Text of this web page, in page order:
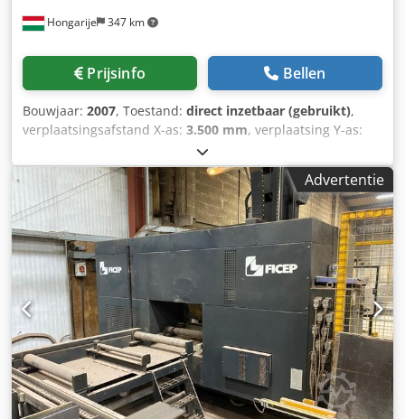
Hongarije 347 km
Prijsinfo Bellen
Bouwjaar: 2007, Toestand: direct inzetbaar (gebruikt),
verplaatsingsafstand X-as: 3.500 mm, verplaatsing Y-as:
, verplaatsingsafstand Z-as:
assen:5, Deze 5-assige TOS Varnsdorf WHN130 werd
vervaardigd in 2007. Het is een horizontale kotter- en
freesmachine met een tafelgrootte van 1600 × 1800 mm en
een spindeldiameter van 130 mm. De machine heeft een
draaitafel en wordt bestuurd door een NCT-104 systeem.
Overweeg de mogelijkheid om deze TOS Varnsdorf
WHN130 kottermachine te kopen. Neem contact met ons
op voor meer informatie. • Besturingssysteem: NCT-104
Spindel • Spindeldiameter: 130 mm • Conus: ISO 50 (7:24) •
Spindelsnelheidsbereik: 10 - 1500 tpm • Max.
draaimoment: ca. 2350 Nm • Vermogen hoofdmotor: 37 kW
Asbewegingen • X-as verplaatsing: 3500 mm • Y-as: 2000
mm • Z-as verplaatsing: 1220 mm • W-as (verplaatsing
spindelas): 570 mm Tafel • Afmetingen draaitafel: 1600 x
Advertentie